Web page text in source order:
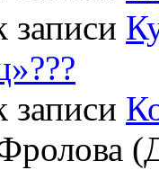
записи
записи